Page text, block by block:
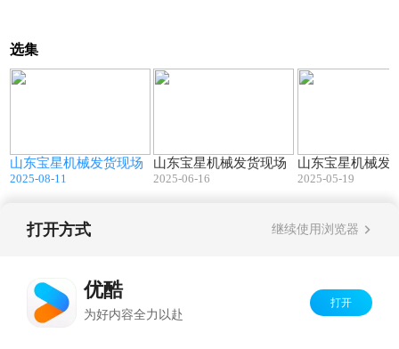
选集
山东宝星机械发货现场
2025-08-11
山东宝星机械发货现场
2025-06-16
山东宝星机械发
2025-05-19
打开方式 继续使用浏览器
优酷
为好内容全力以赴
打开